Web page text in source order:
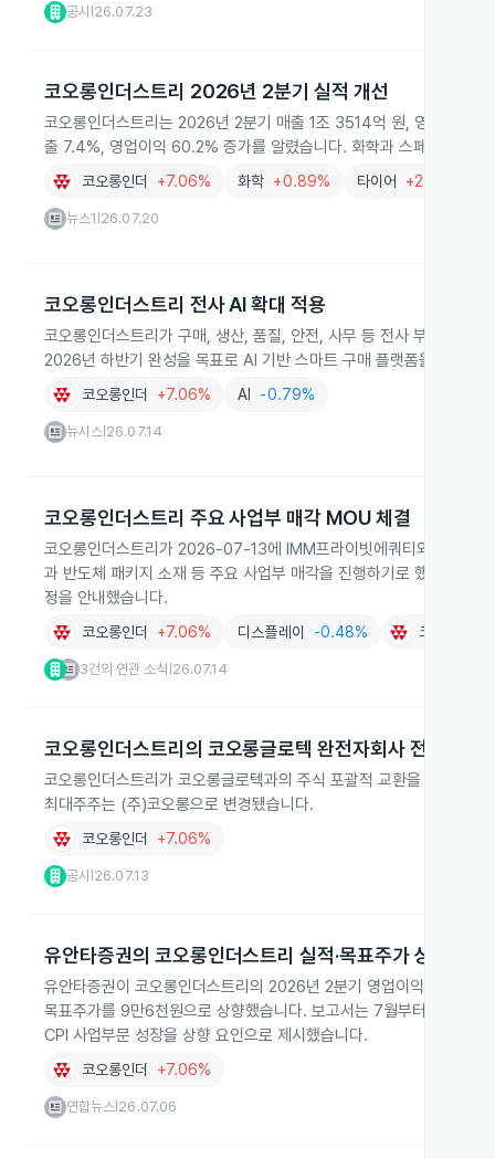
공시 26.07.23
코오롱인더스트리 2026년 2분기 실적 개선
코오롱인더스트리는 2026년 2분기 매출 1조 3514억 원, 영업이익
출 7.4%, 영업이익 60.2% 증가를 알렸습니다. 화학과 스페셜티 제품
코오롱인더 +7.06% 화학 +0.89% 타이어 +2.96%
뉴스1 26.07.20
코오롱인더스트리 전사 AI 확대 적용
코오롱인더스트리가 구매, 생산, 품질, 안전, 사무 등 전사 부문에 인
2026년 하반기 완성을 목표로 AI 기반 스마트 구매 플랫폼을 구축 중
코오롱인더 +7.06% AI -0.79%
뉴시스 26.07.14
코오롱인더스트리 주요 사업부 매각 MOU 체결
코오롱인더스트리가 2026-07-13에 IMM프라이빗에쿼티와 구속력
과 반도체 패키지 소재 등 주요 사업부 매각을 진행하기로 했습니다.
정을 안내했습니다.
코오롱인더 +7.06% 디스플레이 -0.48% 코오롱
3건의 연관 소식 26.07.14
코오롱인더스트리의 코오롱글로텍 완전자회사 전환 완료
코오롱인더스트리가 코오롱글로텍과의 주식 포괄적 교환을 완료하
최대주주는 (주)코오롱으로 변경됐습니다.
코오롱인더 +7.06%
공시 26.07.13
유안타증권의 코오롱인더스트리 실적·목표주가 상향
유안타증권이 코오롱인더스트리의 2026년 2분기 영업이익을 791억
목표주가를 9만6천원으로 상향했습니다. 보고서는 7월부터 대만 공
CPI 사업부문 성장을 상향 요인으로 제시했습니다.
코오롱인더 +7.06%
연합뉴스 26.07.06